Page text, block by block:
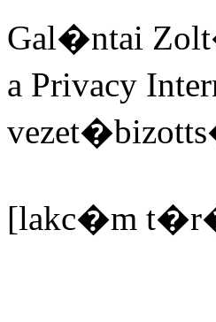
Gal�ntai
a Privacy
[lakc�m